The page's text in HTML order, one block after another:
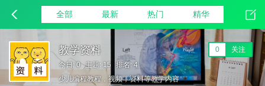
全部 最新 热门 精华
教学资料
今日: 0 主题: 15 排名: 4
0 关注
少儿编程教程，视频，资料等教学内容